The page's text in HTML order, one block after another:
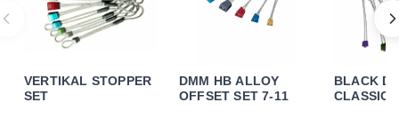
VERTIKAL STOPPER
SET
DMM HB ALLOY
OFFSET SET 7-11
BLACK
CLASSIC